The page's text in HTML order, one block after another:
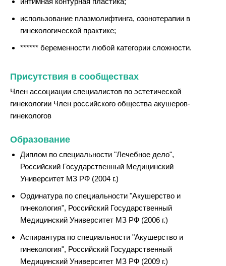
использование плазмолифтинга, озонотерапии в
гинекологической практике;
****** беременности любой категории сложности.
Присутствия в сообществах
Член ассоциации специалистов по эстетической
гинекологии Член российского общества акушеров-
гинекологов
Образование
Диплом по специальности "Лечебное дело",
Российский Государственный Медицинский
Университет МЗ РФ (2004 г.)
Ординатура по специальности "Акушерство и
гинекология", Российский Государственный
Медицинский Университет МЗ РФ (2006 г.)
Аспирантура по специальности "Акушерство и
гинекология", Российский Государственный
Медицинский Университет МЗ РФ (2009 г.)